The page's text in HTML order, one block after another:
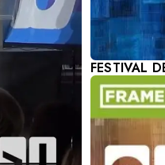
FESTIVAL